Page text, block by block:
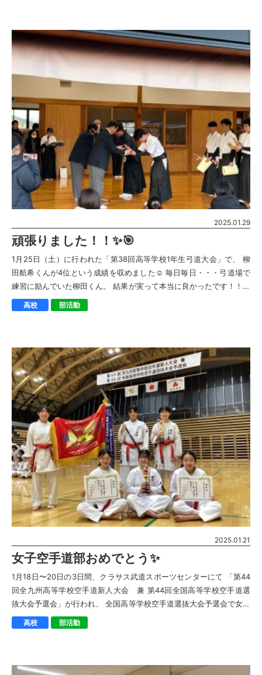
2025.01.29
頑張りました！！✨🎯
1月25日（土）に行われた「第38回高等学校1年生弓道大会」で、 柳
田航希くんが4位という成績を収めました☺︎ 毎日毎日・・・弓道場で
練習に励んでいた柳田くん。 結果が実って本当に良かったです！！！
高みを目指して、次に […]
高校 部活動
2025.01.21
女子空手道部おめでとう✨
1月18日〜20日の3日間、クラサス武道スポーツセンターにて 「第44
回全九州高等学校空手道新人大会 兼 第44回全国高等学校空手道選
抜大会予選会」が行われ、 全国高等学校空手道選抜大会予選会で女子
団体組手で北ブロック優 […]
高校 部活動